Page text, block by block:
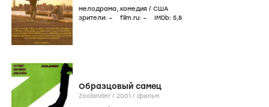
мелодрама, комедия / США
зрители: – film.ru: – IMDb: 5,8
Образцовый самец
Zoolander / 2001 / фильм